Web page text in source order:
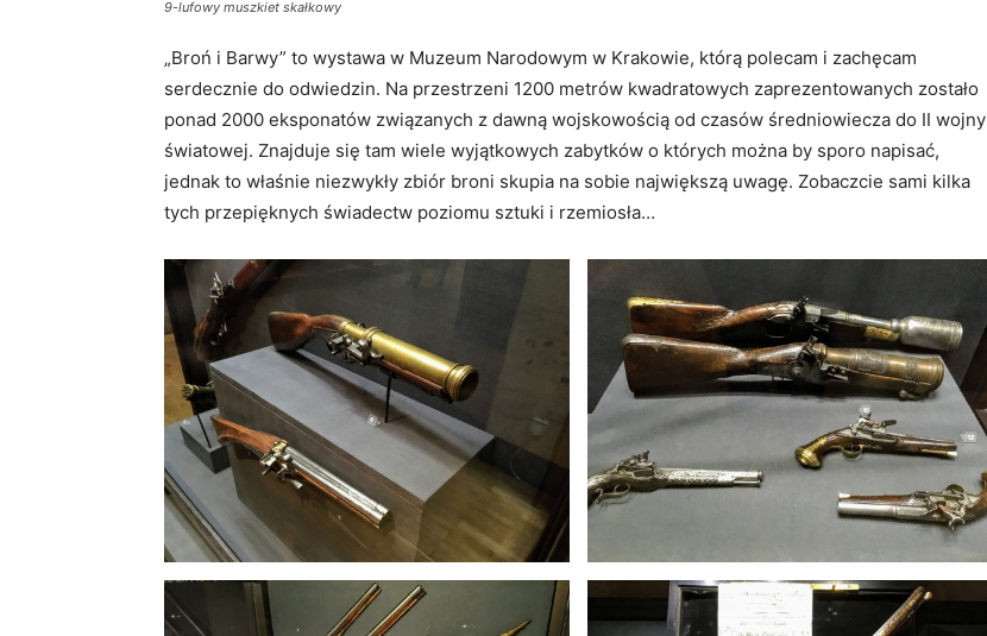
9-lufowy muszkiet skałkowy
„Broń i Barwy” to wystawa w Muzeum Narodowym w Krakowie, którą polecam i zachęcam
serdecznie do odwiedzin. Na przestrzeni 1200 metrów kwadratowych zaprezentowanych zostało
ponad 2000 eksponatów związanych z dawną wojskowością od czasów średniowiecza do II wojny
światowej. Znajduje się tam wiele wyjątkowych zabytków o których można by sporo napisać,
jednak to właśnie niezwykły zbiór broni skupia na sobie największą uwagę. Zobaczcie sami kilka
tych przepięknych świadectw poziomu sztuki i rzemiosła…